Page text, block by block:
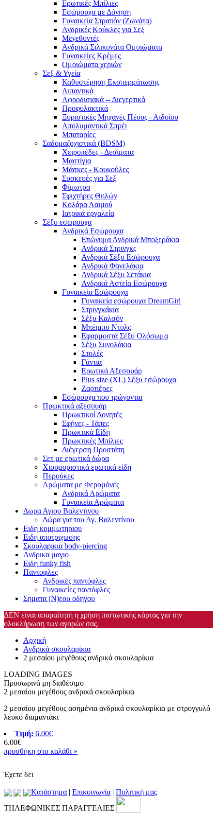
Ερωτικές Μπίλιες
Εσώρουχα με Δόνηση
Γυναικεία Στραπόν (Ζωνάτα)
Ανδρικές Κούκλες για Σεξ
Μεγεθυντές
Ανδρικά Σιλικονάτα Ομοιώματα
Γυναικείες Κρέμες
Ομοιώματα χεριών
Σεξ & Υγεία
Καθυστέρηση Εκσπερμάτωσης
Λιπαντικά
Αφροδισιακά -- Διεγερτικά
Προφυλακτικά
Ξυριστικές Μηχανές Πέους - Αιδοίου
Απολυμαντικά Σπρέι
Μπαταρίες
Σαδομαζοχιστικά (BDSM)
Χειροπέδες - Δεσίματα
Μαστίγια
Μάσκες - Κουκούλες
Συσκευές για Σεξ
Φίμωτρα
Σφιχτήρες Θηλών
Κολάρα Λαιμού
Ιατρικά εργαλεία
Σέξυ εσώρουχα
Ανδρικά Εσώρουχα
Επώνυμα Ανδρικά Μποξεράκια
Ανδρικά Στρινγκς
Ανδρικά Σέξυ Εσώρουχα
Ανδρικά Φανελάκια
Ανδρικά Σέξυ Σετάκια
Ανδρικά Αστεία Εσώρουχα
Γυναικεία Εσώρουχα
Γυναικεία εσώρουχα DreamGirl
Στρινγκάκια
Σέξυ Καλσόν
Μπέιμπυ Ντολς
Εφαρμοστά Σέξυ Ολόσωμα
Σέξυ Συνολάκια
Στολές
Γάντια
Ερωτικά Αξεσουάρ
Plus size (XL) Σέξυ εσώρουχα
Ζαρτιέρες
Εσώρουχα που τρώγονται
Πρωκτικά αξεσουάρ
Πρωκτικοί Δονητές
Σφήνες - Τάπες
Πρωκτικά Είδη
Πρωκτικές Μπίλιες
Διέγερση Προστάτη
Σετ με ερωτικά δώρα
Χιουμοριστικά ερωτικά είδη
Περούκες
Αρώματα με Φερομόνες
Ανδρικά Αρώματα
Γυναικεία Αρώματα
Δωρα Αγιου Βαλεντινου
Δώρα για του Αγ. Βαλεντίνου
Ειδη κομμωτηριου
Ειδη αποτριχωσης
Σκουλαρικια body-piercing
Ανδρικα μαγιο
Ειδη funky fish
Παντοφλες
Ανδρικές παντόφλες
Γυναικείες παντόφλες
Σηματα (Ν)εου οδηγου
ΔΕΝ είναι απαραίτητη η χρήση πιστωτικής κάρτας για την
ολοκλήρωση των αγορών σας.
Αρχική
Ανδρικά σκουλαρίκια
2 μεσαίου μεγέθους ανδρικά σκουλαρίκια
LOADING IMAGES
Προσωρινά μη διαθέσιμο
2 μεσαίου μεγέθους ανδρικά σκουλαρίκια
2 μεσαίου μεγέθους ασημένια ανδρικά σκουλαρίκια με στρογγυλό
λευκό διαμαντάκι
Τιμή: 6.00€
6.00€
προσθήκη στο καλάθι »
Έχετε δει
Kατάστημα | Επικοινωνία | Πολιτική μας
ΤΗΛΕΦΩΝΙΚΕΣ ΠΑΡΑΓΓΕΛΙΕΣ